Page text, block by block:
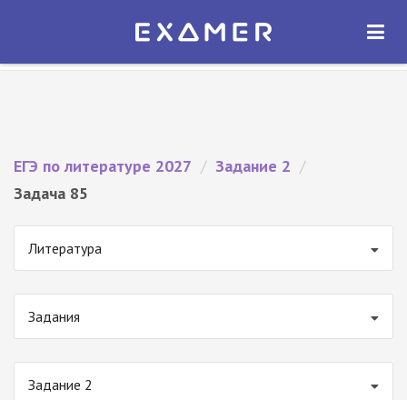
Экзамер — ЕГЭ 2027
ОТКРЫТЬ
ЕГЭ по литературе 2027 / Задание 2 /
Задача 85
Литература
Задания
Задание 2